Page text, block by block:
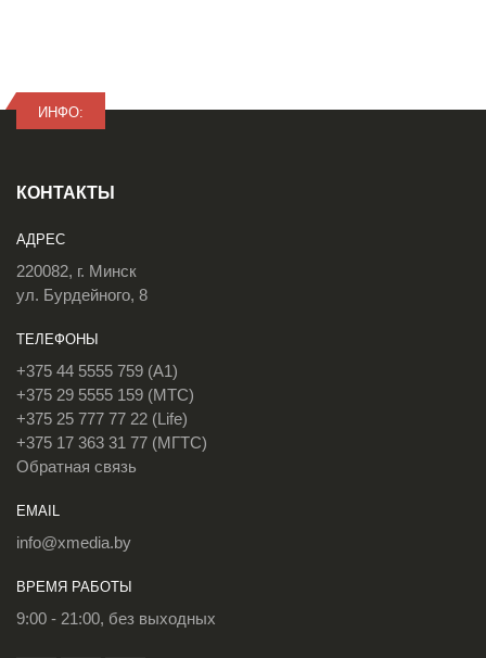
ИНФО:
КОНТАКТЫ
АДРЕС
220082, г. Минск
ул. Бурдейного, 8
ТЕЛЕФОНЫ
+375 44 5555 759 (A1)
+375 29 5555 159 (МТС)
+375 25 777 77 22 (Life)
+375 17 363 31 77 (МГТС)
Обратная связь
EMAIL
info@xmedia.by
ВРЕМЯ РАБОТЫ
9:00 - 21:00, без выходных